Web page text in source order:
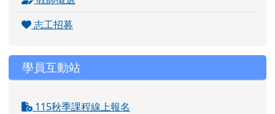
志工招募
學員互動站
115秋季課程線上報名